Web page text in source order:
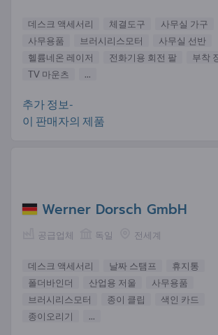
데스크 액세서리 체결도구
사무실 가구
사무용품
브러시리스모터
사무실 선반
헬륨네온 레이저
전화기용 회전 팔
부착
TV 마운츠
...
추가 정보-
이 판매자의 제품
Werner Dorsch GmbH
공급업체 독일 전세계
데스크 액세서리 날짜 스탬프
휴지통
폴더바인더
산업용 저울
사무용품
브러시리스모터
종이 클립
색인 카드
종이오리기
...